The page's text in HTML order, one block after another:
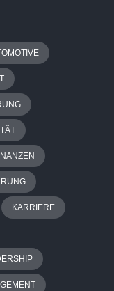
KARRIERE